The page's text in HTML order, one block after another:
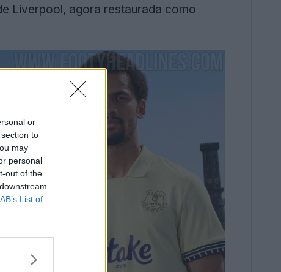
or
to
may
personal
out of the
List of
Liverpool, agora restaurada como